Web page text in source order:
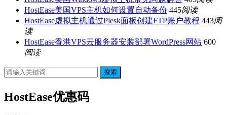
HostEase美国VPS主机如何设置自动备份 445阅读
HostEase虚拟主机通过Plesk面板创建FTP账户教程 443阅
读
HostEase香港VPS云服务器安装部署WordPress网站 600
阅读
搜索
HostEase优惠码